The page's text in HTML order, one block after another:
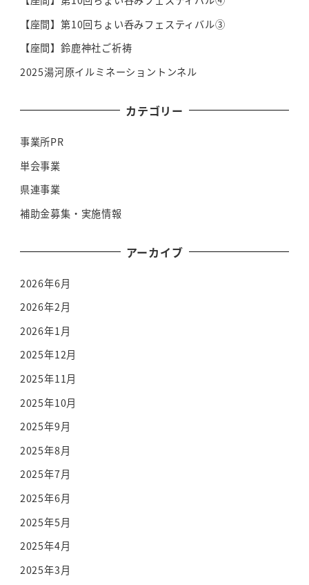
【座間】第10回ちょい呑みフェスティバル③
【座間】鈴鹿神社ご祈祷
2025湯河原イルミネーショントンネル
カテゴリー
事業所PR
単会事業
県連事業
補助金募集・実施情報
アーカイブ
2026年6月
2026年2月
2026年1月
2025年12月
2025年11月
2025年10月
2025年9月
2025年8月
2025年7月
2025年6月
2025年5月
2025年4月
2025年3月